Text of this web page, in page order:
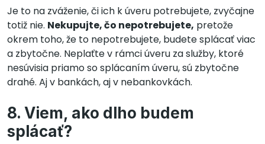
Je to na zváženie, či ich k úveru potrebujete, zvyčajne
totiž nie. Nekupujte, čo nepotrebujete, pretože
okrem toho, že to nepotrebujete, budete splácať viac
a zbytočne. Neplaťte v rámci úveru za služby, ktoré
nesúvisia priamo so splácaním úveru, sú zbytočne
drahé. Aj v bankách, aj v nebankovkách.
8. Viem, ako dlho budem
splácať?